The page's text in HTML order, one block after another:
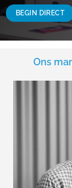
BEGIN DIRECT
Ons